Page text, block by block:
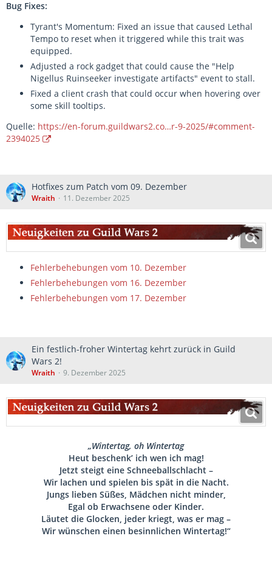
Bug Fixes:
Tyrant's Momentum: Fixed an issue that caused Lethal
Tempo to reset when it triggered while this trait was
equipped.
Adjusted a rock gadget that could cause the "Help
Nigellus Ruinseeker investigate artifacts" event to stall.
Fixed a client crash that could occur when hovering over
some skill tooltips.
Quelle: https://en-forum.guildwars2.co…r-9-2025/#comment-
2394025
Hotfixes zum Patch vom 09. Dezember
Wraith 11. Dezember 2025
Fehlerbehebungen vom 10. Dezember
Fehlerbehebungen vom 16. Dezember
Fehlerbehebungen vom 17. Dezember
Ein festlich-froher Wintertag kehrt zurück in Guild
Wars 2!
Wraith 9. Dezember 2025
„Wintertag, oh Wintertag
Heut beschenk’ ich wen ich mag!
Jetzt steigt eine Schneeballschlacht –
Wir lachen und spielen bis spät in die Nacht.
Jungs lieben Süßes, Mädchen nicht minder,
Egal ob Erwachsene oder Kinder.
Läutet die Glocken, jeder kriegt, was er mag –
Wir wünschen einen besinnlichen Wintertag!“